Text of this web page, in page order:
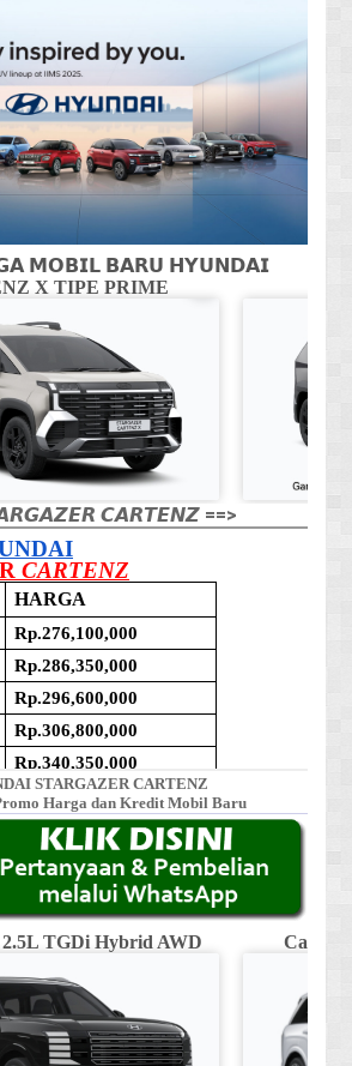
𝗠𝗢𝗕𝗜𝗟 𝗕𝗔𝗥𝗨 𝗛𝗬𝗨𝗡𝗗𝗔𝗜
X TIPE PRIME
𝘾𝘼𝙍𝙏𝙀𝙉𝙕 ==>
STARGAZER CARTENZ
Harga dan Kredit Mobil Baru
TGDi Hybrid AWD